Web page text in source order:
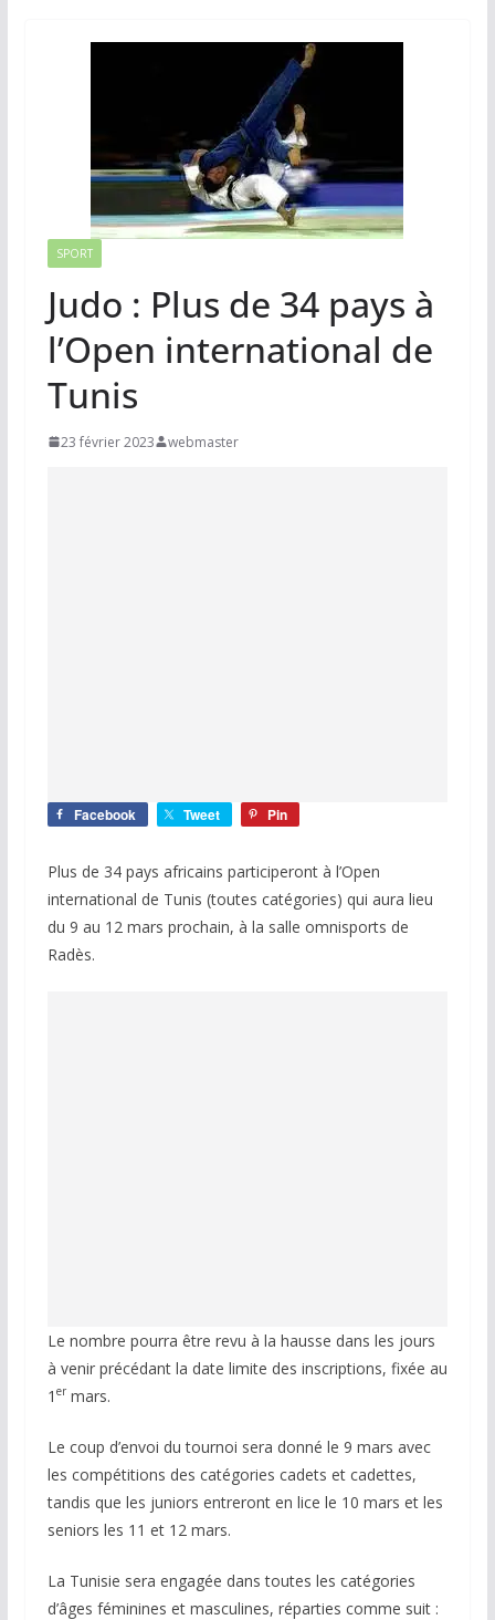
SPORT
Judo : Plus de 34 pays à
l’Open international de
Tunis
23 février 2023 webmaster
Facebook Tweet Pin
Plus de 34 pays africains participeront à l’Open
international de Tunis (toutes catégories) qui aura lieu
du 9 au 12 mars prochain, à la salle omnisports de
Radès.
Le nombre pourra être revu à la hausse dans les jours
à venir précédant la date limite des inscriptions, fixée au
1 ermars.
Le coup d’envoi du tournoi sera donné le 9 mars avec
les compétitions des catégories cadets et cadettes,
tandis que les juniors entreront en lice le 10 mars et les
seniors les 11 et 12 mars.
La Tunisie sera engagée dans toutes les catégories
d’âges féminines et masculines, réparties comme suit :